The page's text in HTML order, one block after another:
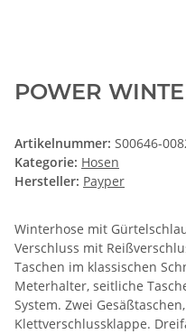
POWER
Artikelnummer: S00646-
Kategorie: Hosen
Hersteller: Payper
Winterhose mit
Verschluss mit
Taschen im klassischen
Meterhalter, seitliche
System. Zwei
Klettverschlussklappe.